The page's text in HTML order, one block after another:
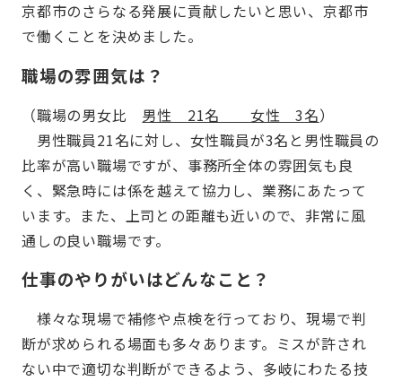
京都市のさらなる発展に貢献したいと思い、京都市
で働くことを決めました。
職場の雰囲気は？
（職場の男女比 男性 21名 女性 3名）
男性職員21名に対し、女性職員が3名と男性職員の
比率が高い職場ですが、事務所全体の雰囲気も良
く、緊急時には係を越えて協力し、業務にあたって
います。また、上司との距離も近いので、非常に風
通しの良い職場です。
仕事のやりがいはどんなこと？
様々な現場で補修や点検を行っており、現場で判
断が求められる場面も多々あります。ミスが許され
ない中で適切な判断ができるよう、多岐にわたる技